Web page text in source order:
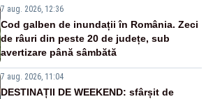
7 aug. 2026, 12:36
Cod galben de inundații în România. Zeci
de râuri din peste 20 de județe, sub
avertizare până sâmbătă
7 aug. 2026, 11:04
DESTINAȚII DE WEEKEND: sfârșit de